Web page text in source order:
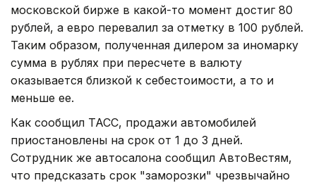
московской бирже в какой-то момент достиг 80
рублей, а евро перевалил за отметку в 100 рублей.
Таким образом, полученная дилером за иномарку
сумма в рублях при пересчете в валюту
оказывается близкой к себестоимости, а то и
меньше ее.
Как сообщил ТАСС, продажи автомобилей
приостановлены на срок от 1 до 3 дней.
Сотрудник же автосалона сообщил АвтоВестям,
что предсказать срок "заморозки" чрезвычайно